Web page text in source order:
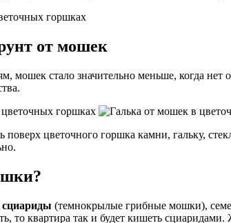
от мошек
мошек стало значительно меньше, когда нет
поверх цветочного горшка камни, гальку,
сциариды (темнокрылые грибные мошки),
то квартира так и будет кишеть